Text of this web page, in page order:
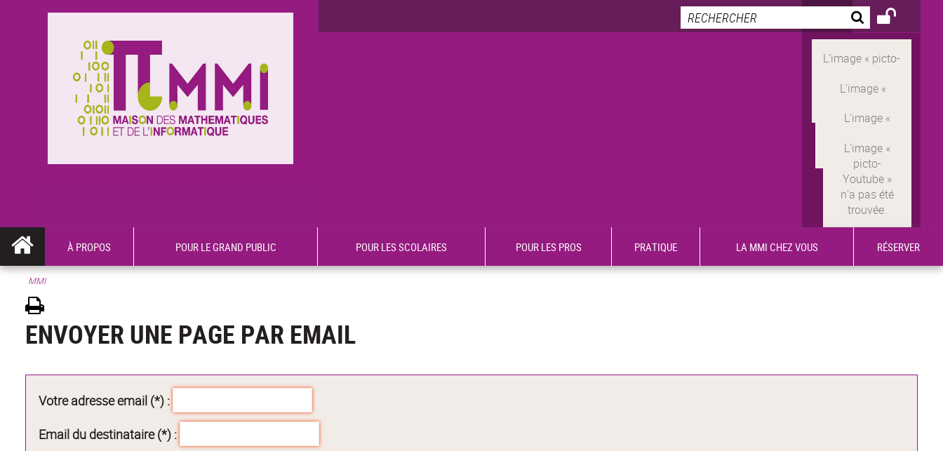
À PROPOS POUR LE GRAND PUBLIC POUR LES SCOLAIRES POUR LES PROS PRATIQUE LA MMI CHEZ VOUS RÉSERVER
MMI
ENVOYER UNE PAGE PAR EMAIL
Votre adresse email (*) :
Email du destinataire (*) :